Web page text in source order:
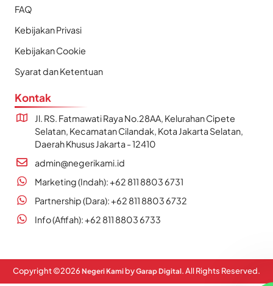
FAQ
Kebijakan Privasi
Kebijakan Cookie
Syarat dan Ketentuan
Kontak
Jl. RS. Fatmawati Raya No.28AA, Kelurahan Cipete
Selatan, Kecamatan Cilandak, Kota Jakarta Selatan,
Daerah Khusus Jakarta - 12410
admin@negerikami.id
Marketing (Indah): +62 811 8803 6731
Partnership (Dara): +62 811 8803 6732
Info (Afifah): +62 811 8803 6733
Copyright ©2026 Negeri Kami byGarap Digital. All Rights Reserved.